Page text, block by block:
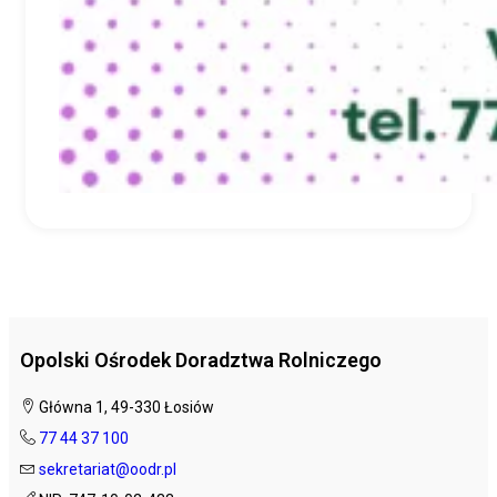
Opolski Ośrodek Doradztwa Rolniczego
Główna 1, 49-330 Łosiów
77 44 37 100
sekretariat@oodr.pl